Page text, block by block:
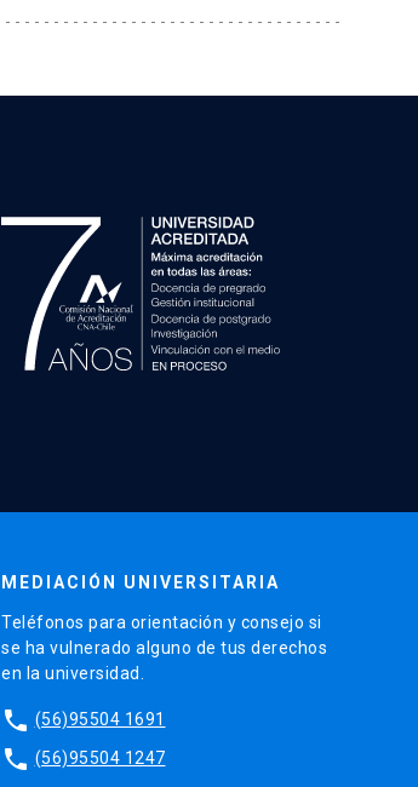
MEDIACIÓN UNIVERSITARIA
Teléfonos para orientación y consejo si
se ha vulnerado alguno de tus derechos
en la universidad.
phone (56)95504 1691
phone (56)95504 1247